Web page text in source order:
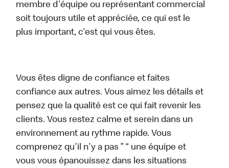
membre d'équipe ou représentant commercial
soit toujours utile et appréciée, ce qui est le
plus important, c'est qui vous êtes.
Vous êtes digne de confiance et faites
confiance aux autres. Vous aimez les détails et
pensez que la qualité est ce qui fait revenir les
clients. Vous restez calme et serein dans un
environnement au rythme rapide. Vous
comprenez qu'il n'y a pas ” “ une équipe et
vous vous épanouissez dans les situations